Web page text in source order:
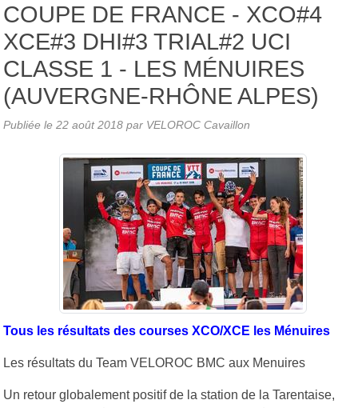
COUPE DE FRANCE - XCO#4
XCE#3 DHI#3 TRIAL#2 UCI
CLASSE 1 - LES MÉNUIRES
(AUVERGNE-RHÔNE ALPES)
Publiée le 22 août 2018 par VELOROC Cavaillon
Tous les résultats des courses XCO/XCE les Ménuires
Les résultats du Team VELOROC BMC aux Menuires
Un retour globalement positif de la station de la Tarentaise,